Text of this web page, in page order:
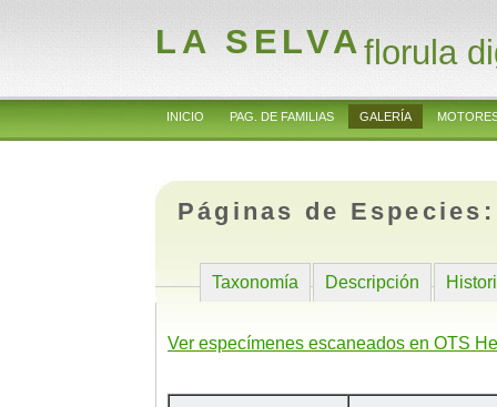
LA SELVAflorula
INICIO PAG. DE FAMILIAS GALERÍA
Páginas de
Taxonomía Descripción
Ver especímenes escaneados en OTS